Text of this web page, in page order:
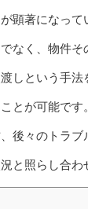
顕著になっ
なく、物件
しという手
とが可能で
後々のトラ
と照らし合